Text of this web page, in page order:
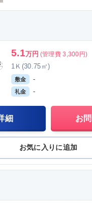
5.1万円 (管理費 3,300円)
1Ｋ(30.75㎡)
敷金 -
礼金 -
細 お
お気に入りに追加